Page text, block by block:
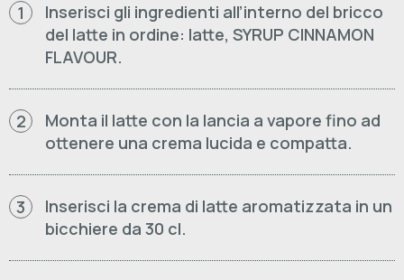
1
Inserisci gli ingredienti all’interno del bricco
del latte in ordine: latte, SYRUP CINNAMON
FLAVOUR.
2
Monta il latte con la lancia a vapore fino ad
ottenere una crema lucida e compatta.
3
Inserisci la crema di latte aromatizzata in un
bicchiere da 30 cl.